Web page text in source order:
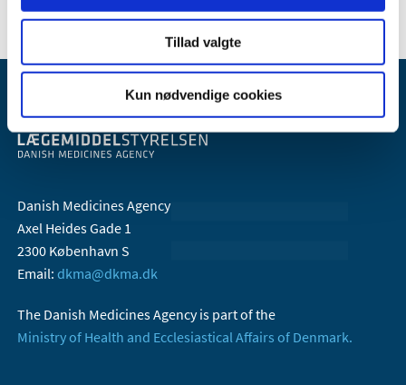
Tillad valgte
Kun nødvendige cookies
Danish Medicines Agency
Axel Heides Gade 1
2300 København S
Email: dkma@dkma.dk
The Danish Medicines Agency is part of the
Ministry of Health and Ecclesiastical Affairs of Denmark.